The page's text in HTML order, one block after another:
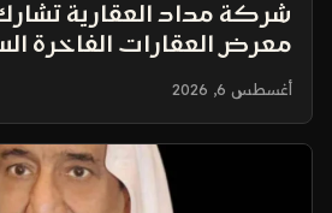
شركة مداد العقارية
معرض العقارات الفاخرة
2026
أغسطس 6, 2026